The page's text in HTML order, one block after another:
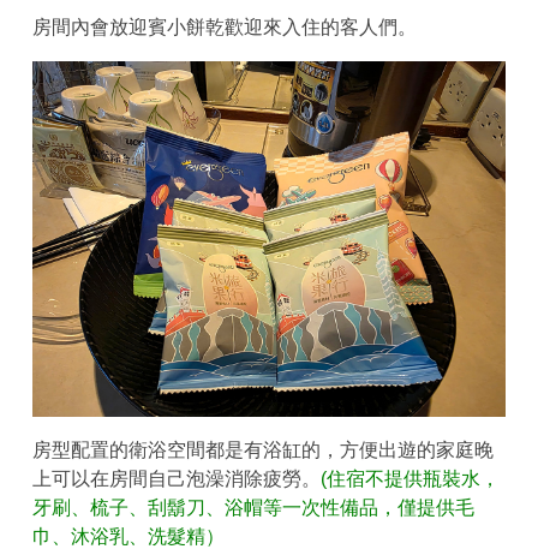
房間內會放迎賓小餅乾歡迎來入住的客人們。
房型配置的衛浴空間都是有浴缸的，方便出遊的家庭晚
上可以在房間自己泡澡消除疲勞。 (住宿不提供瓶裝水，
牙刷、梳子、刮鬍刀、浴帽等一次性備品，僅提供毛
巾、沐浴乳、洗髮精）